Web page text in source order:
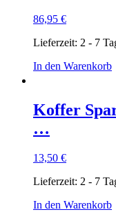
86,95 €
Lieferzeit: 2 - 7
In den Warenkorb
Koffer
…
13,50 €
Lieferzeit: 2 - 7
In den Warenkorb